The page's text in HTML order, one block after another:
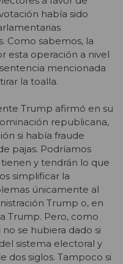
había sido
Como sabemos, la
esta operación a nivel
mencionada
la toalla.
Trump afirmó en su
republicana,
si había fraude
pajas. Podríamos
y tendrán lo que
simplificar la
únicamente al
Trump o, en
Trump. Pero, como
se hubiera dado si
sistema electoral y
dos siglos. Tampoco si